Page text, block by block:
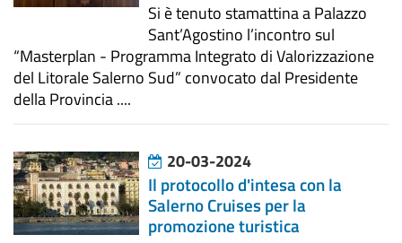
Si è tenuto stamattina a Palazzo
Sant’Agostino l’incontro sul
“Masterplan - Programma Integrato di Valorizzazione
del Litorale Salerno Sud” convocato dal Presidente
della Provincia ....
20-03-2024
Il protocollo d'intesa con la
Salerno Cruises per la
promozione turistica